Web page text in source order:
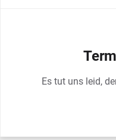
Es tut uns leid,